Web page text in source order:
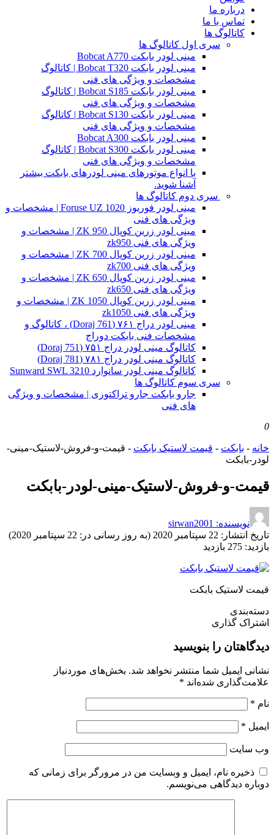
درباره ما
تماس با ما
کاتالوگ ها
سری اول کاتالوگ ها
مینی لودر بابکت Bobcat A770
مینی لودر بابکت Bobcat T320 | کاتالوگ
مشخصات و ویژگی های فنی
مینی لودر بابکت Bobcat S185 | کاتالوگ
مشخصات و ویژگی های فنی
مینی لودر بابکت Bobcat S130 | کاتالوگ
مشخصات و ویژگی های فنی
مینی لودر بابکت Bobcat A300
مینی لودر بابکت Bobcat S300 | کاتالوگ
مشخصات و ویژگی های فنی
با انواع موتورهای مینی لودرهای بابکت بیشتر
آشنا شوید.
سری دوم کاتالوگ ها
مینی لودر فوریوز Foruse UZ 1020 | مشخصات و
ویژگی های فنی
مینی لودر زرین کوپال ZK 950 | مشخصات و
ویژگی های فنی zk950
مینی لودر زرین کوپال ZK 700 | مشخصات و
ویژگی های فنی zk700
مینی لودر زرین کوپال ZK 650 | مشخصات و
ویژگی های فنی zk650
مینی لودر زرین کوپال ZK 1050 | مشخصات و
ویژگی های فنی zk1050
مینی لودر دراج ۷۶۱ (Doraj 761) ، کاتالوگ و
مشخصات فنی بابکت دوراج
کاتالوگ مینی لودر دراج ۷۵۱ (Doraj 751)
کاتالوگ مینی لودر دراج ۷۸۱ (Doraj 781)
کاتالوگ مینی لودر سانوارد Sunward SWL 3210
سری سوم کاتالوگ ها
جارو بابکت جارو تراکتوری | مشخصات و ویژگی
های فنی
0
خانه - بابکت - قیمت لاستیک بابکت - قیمت-و-فروش-لاستیک-مینی-
لودر-بابکت
قیمت-و-فروش-لاستیک-مینی-لودر-بابکت
نویسنده: sirwan2001
تاریخ انتشار: 22 سپتامبر 2020 (به روز رسانی در: 22 سپتامبر 2020)
بازدید: 275 بازدید
قیمت لاستیک بابکت
دسته‌بندی
اشتراک گذاری
دیدگاهتان را بنویسید
نشانی ایمیل شما منتشر نخواهد شد. بخش‌های موردنیاز
علامت‌گذاری شده‌اند *
نام *
ایمیل *
وب‌ سایت
ذخیره نام، ایمیل و وبسایت من در مرورگر برای زمانی که
دوباره دیدگاهی می‌نویسم.